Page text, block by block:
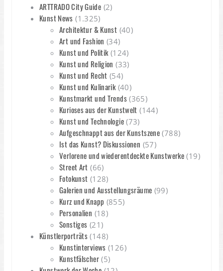
ARTTRADO City Guide (2)
Kunst News (1.325)
Architektur & Kunst (40)
Art und Fashion (34)
Kunst und Politik(124)
Kunst und Religion (33)
Kunst und Recht (54)
Kunst und Kulinarik(40)
Kunstmarkt und Trends(365)
Kurioses aus der Kunstwelt (144)
Kunst und Technologie(73)
Aufgeschnappt aus der Kunstszene (788)
Ist das Kunst? Diskussionen (57)
Verlorene und wiederentdeckte Kunstwerke (19)
Street Art (66)
Fotokunst (128)
Galerien und Ausstellungsräume (99)
Kurz und Knapp (855)
Personalien (18)
Sonstiges (21)
Künstlerporträts (148)
Kunstinterviews (126)
Kunstfälscher(5)